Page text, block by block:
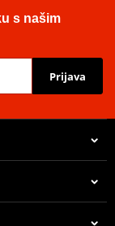
s našim
Prijava